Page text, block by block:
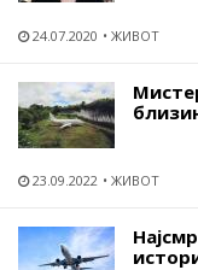
24.07.2020 ЖИВОТ
23.09.2022 ЖИВОТ